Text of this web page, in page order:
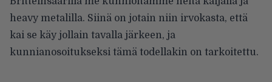
heavy metalilla. Siinä on jotain niin irvokasta, että
kai se käy jollain tavalla järkeen, ja
kunnianosoitukseksi tämä todellakin on tarkoitettu.